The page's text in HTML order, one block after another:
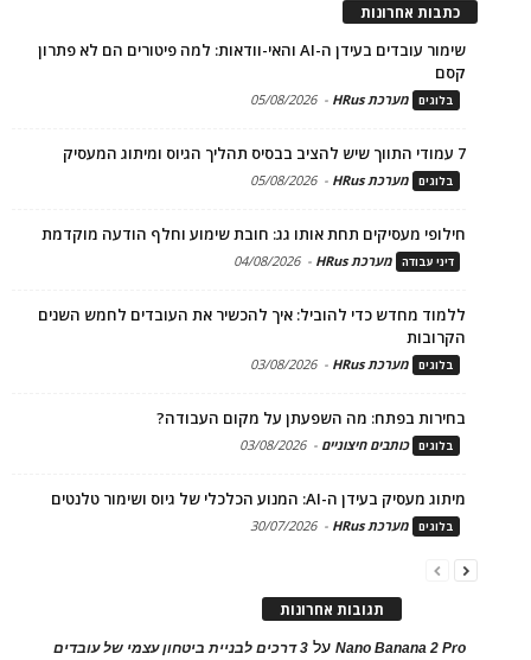
כתבות אחרונות
שימור עובדים בעידן ה-AI והאי-וודאות: למה פיטורים הם לא פתרון
קסם
בלוגים מערכת HRus -
05/08/2026
7 עמודי התווך שיש להציב בבסיס תהליך הגיוס ומיתוג המעסיק
בלוגים מערכת HRus -
05/08/2026
חילופי מעסיקים תחת אותו גג: חובת שימוע וחלף הודעה מוקדמת
דיני עבודה מערכת HRus -
04/08/2026
ללמוד מחדש כדי להוביל: איך להכשיר את העובדים לחמש השנים
הקרובות
בלוגים מערכת HRus -
03/08/2026
בחירות בפתח: מה השפעתן על מקום העבודה?
בלוגים כותבים חיצוניים -
03/08/2026
מיתוג מעסיק בעידן ה-AI: המנוע הכלכלי של גיוס ושימור טלנטים
בלוגים מערכת HRus -
30/07/2026
תגובות אחרונות
Nano Banana 2 Proעל 3 דרכים לבניית ביטחון עצמי של עובדים